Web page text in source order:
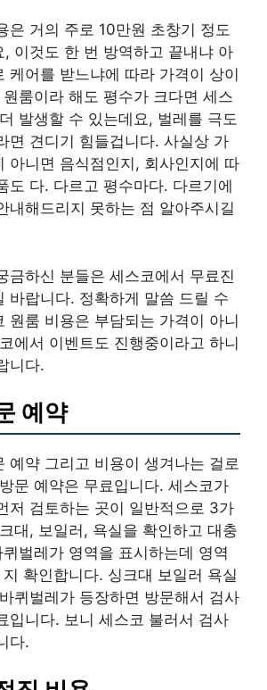
은 거의 주로 10만원 초창기 정도
, 이것도 한 번 방역하고 끝내냐 아
케어를 받느냐에 따라 가격이 상이
룸이라 해도 평수가 크다면 세스
발생할 수 있는데요, 벌레를 극도
면 견디기 힘들겁니다. 사실상 가
아니면 음식점인지, 회사인지에 따
도 다. 다르고 평수마다. 다르기에
내해드리지 못하는 점 알아주시길
금하신 분들은 세스코에서 무료진
바랍니다. 정확하게 말씀 드릴 수
원룸 비용은 부담되는 가격이 아니
에서 이벤트도 진행중이라고 하니
니다.
예약
예약 그리고 비용이 생겨나는 걸로
문 예약은 무료입니다. 세스코가
저 검토하는 곳이 일반적으로 3가
대, 보일러, 욕실을 확인하고 대충
벌레가 영역을 표시하는데 영역
확인합니다. 싱크대 보일러 욕실
퀴벌레가 등장하면 방문해서 검사
입니다. 보니 세스코 불러서 검사
다.